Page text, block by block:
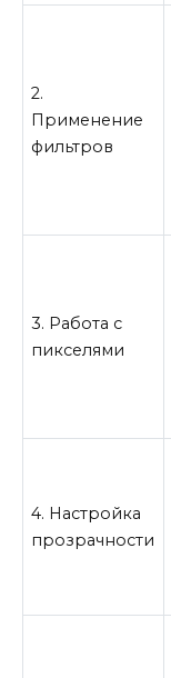
2.
Применение
фильтров
3. Работа с
пикселями
4. Настройка
прозрачности